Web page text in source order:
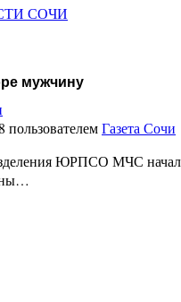
СОЧИ
мужчину
пользователемГазета Сочи
ЮРПСО МЧС